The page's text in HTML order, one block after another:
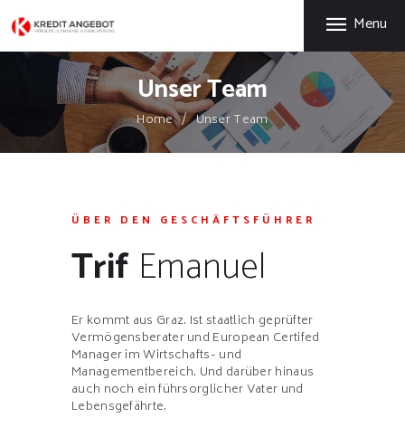
Menu
Unser Team
Home Unser Team
START
LEISTUNGEN
UNTERNEHMEN
KUNDEN ÜBER UNS
KONTAKT
ÜBER DEN GESCHÄFTSFÜHRER
Trif Emanuel
Er kommt aus Graz. Ist staatlich geprüfter
Vermögensberater und European Certifed
Manager im Wirtschafts- und
Managementbereich. Und darüber hinaus
auch noch ein führsorglicher Vater und
Lebensgefährte.